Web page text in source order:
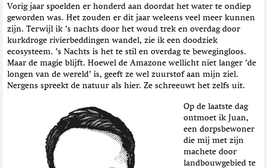
Vorig jaar spoelden er honderd aan doordat het water te ondiep
geworden was. Het zouden er dit jaar weleens veel meer kunnen
zijn. Terwijl ik ’s nachts door het woud trek en overdag door
kurkdroge rivierbeddingen wandel, zie ik een doodziek
ecosysteem. ’s Nachts is het te stil en overdag te bewegingloos.
Maar de magie blijft. Hoewel de Amazone wellicht niet langer ‘de
longen van de wereld’ is, geeft ze wel zuurstof aan mijn ziel.
Nergens spreekt de natuur als hier. Ze schreeuwt het zelfs uit.
Op de laatste dag
ontmoet ik Juan,
een dorpsbewoner
die mij met zijn
machete door
landbouwgebied te